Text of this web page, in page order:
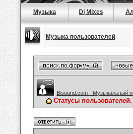
Музыка Dj Mixes
Музыка пользователей
Bisound.com - Музыкальный
Статусы пользователей.